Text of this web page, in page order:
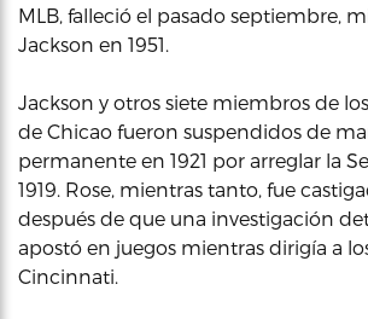
MLB, falleció el pasado septiembre,
Jackson en 1951.
Jackson y otros siete miembros de
de Chicao fueron suspendidos de
permanente en 1921 por arreglar la
1919. Rose, mientras tanto, fue
después de que una investigación
apostó en juegos mientras dirigía a
Cincinnati.